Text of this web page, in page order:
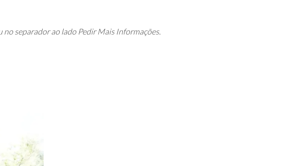
separador ao lado Pedir Mais Informações.